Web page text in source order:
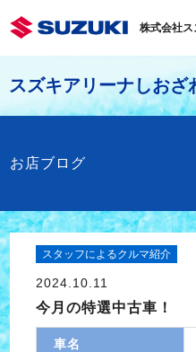
株式会社
スズキアリーナしおざ
お店ブログ
スタッフによるクルマ紹介
2024.10.11
今月の特選中古車！
車名